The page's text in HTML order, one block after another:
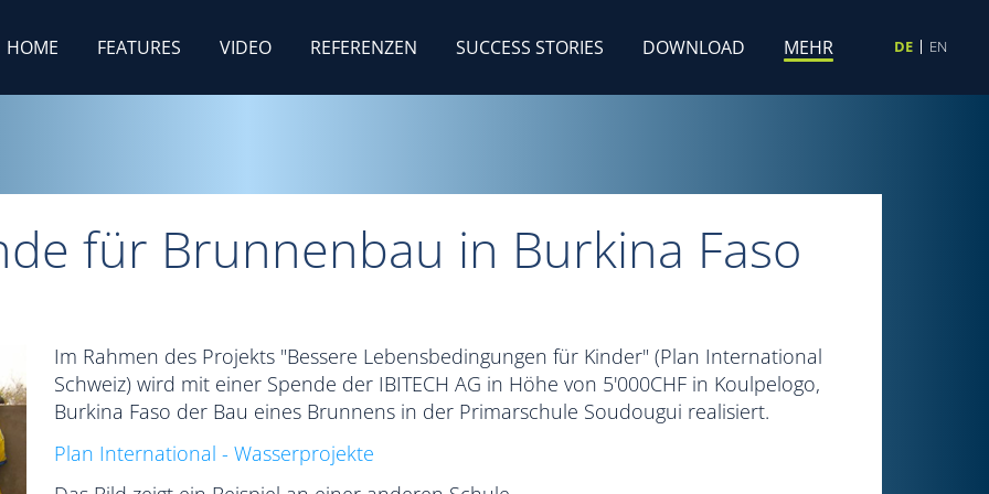
HOME FEATURES VIDEO REFERENZEN SUCCESS STORIES DOWNLOAD MEHR DE EN
für Brunnenbau in Burkina Faso
Im Rahmen des Projekts "Bessere Lebensbedingungen für Kinder" (Plan International
Schweiz) wird mit einer Spende der IBITECH AG in Höhe von 5'000CHF in Koulpelogo,
Burkina Faso der Bau eines Brunnens in der Primarschule Soudougui realisiert.
Plan International - Wasserprojekte